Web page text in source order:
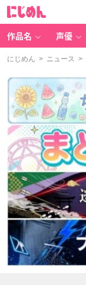
作品名 声優
にじめん > ニュース >